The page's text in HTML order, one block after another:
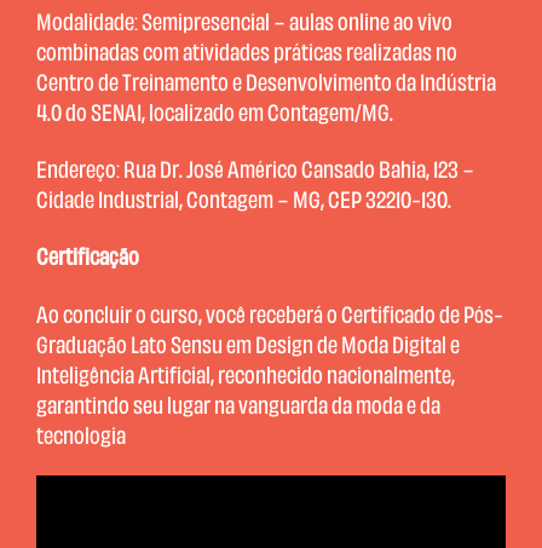
Modalidade: Semipresencial – aulas online ao vivo
combinadas com atividades práticas realizadas no
Centro de Treinamento e Desenvolvimento da Indústria
4.0 do SENAI, localizado em Contagem/MG.
Endereço: Rua Dr. José Américo Cansado Bahia, 123 –
Cidade Industrial, Contagem – MG, CEP 32210-130.
Certificação
Ao concluir o curso, você receberá o Certificado de Pós-
Graduação Lato Sensu em Design de Moda Digital e
Inteligência Artificial, reconhecido nacionalmente,
garantindo seu lugar na vanguarda da moda e da
tecnologia